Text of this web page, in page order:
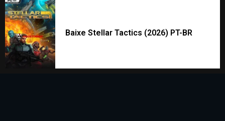
Baixe Stellar Tactics (2026) PT-BR